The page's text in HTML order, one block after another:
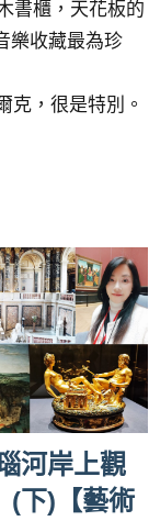
書櫃，天花板的
樂收藏最為珍
克，很是特別。
河岸上觀
(下)【藝術